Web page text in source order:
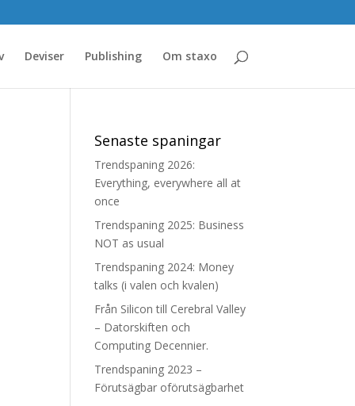
Deviser Publishing Om staxo
Senaste spaningar
Trendspaning 2026:
Everything, everywhere all at
once
Trendspaning 2025: Business
NOT as usual
Trendspaning 2024: Money
talks (i valen och kvalen)
Från Silicon till Cerebral Valley
– Datorskiften och
Computing Decennier.
Trendspaning 2023 –
Förutsägbar oförutsägbarhet